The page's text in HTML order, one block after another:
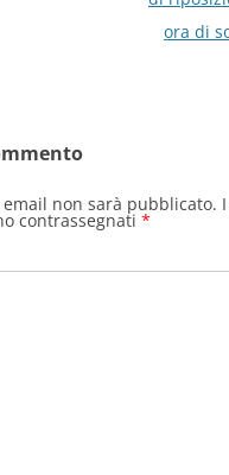
ora di
non sarà pubblicato.
contrassegnati *